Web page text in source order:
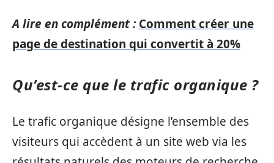
A lire en complément : Comment créer une
page de destination qui convertit à 20%
Qu’est-ce que le trafic organique ?
Le trafic organique désigne l’ensemble des
visiteurs qui accèdent à un site web via les